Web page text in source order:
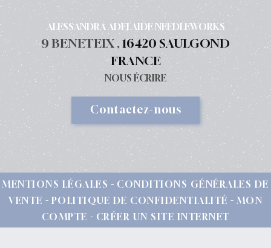
ALESSANDRA ADELAIDE NEEDLEWORKS
9 BENETEIX , 16420 SAULGOND
FRANCE
NOUS ÉCRIRE
Contactez-nous
MENTIONS LÉGALES
CONDITIONS GÉNÉRALES DE
VENTE
POLITIQUE DE CONFIDENTIALITÉ
MON
COMPTE
CRÉER UN SITE INTERNET